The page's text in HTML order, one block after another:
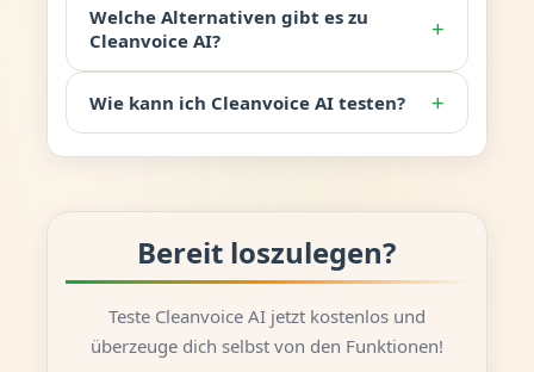
Welche Alternativen gibt es zu
Cleanvoice AI?
+
Wie kann ich Cleanvoice AI testen? +
Bereit loszulegen?
Teste Cleanvoice AI jetzt kostenlos und
überzeuge dich selbst von den Funktionen!